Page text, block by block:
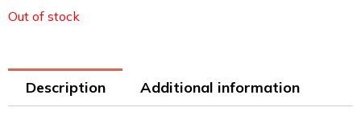
Out of stock
Description Additional information